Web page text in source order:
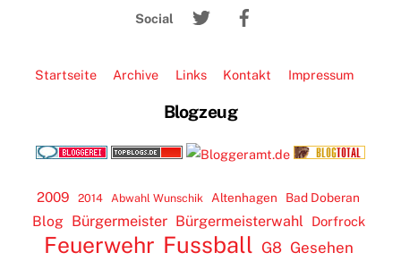
Top
Social
Twitter
Startseite Archive Links Kontakt Impressum
Blogzeug
2009 2014 Abwahl Wunschik Altenhagen Bad Doberan
Blog Bürgermeister Bürgermeisterwahl Dorfrock
Feuerwehr Fussball G8 Gesehen